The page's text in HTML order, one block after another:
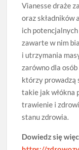
Vianesse draże
oraz składników
ich
zawarte w nim
i utrzymania
zarówno dla
którzy prowadzą
takie jak włókna
trawienie i
stanu zdrowia.
Dowiedz się